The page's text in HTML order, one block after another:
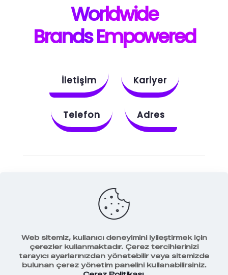
Worldwide
Brands Empowered
İletişim Kariyer
Telefon Adres
Behance
Facebook
Veri Koruma Politikamız
Web sitemiz, kullanıcı deneyimini iyileştirmek için
çerezler kullanmaktadır. Çerez tercihlerinizi
tarayıcı ayarlarınızdan yönetebilir veya sitemizde
bulunan çerez yönetim panelini kullanabilirsiniz.